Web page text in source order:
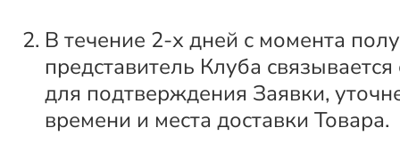
В течение 2-х дней с момента
представитель Клуба
для подтверждения Заявки,
времени и места доставки Товара.